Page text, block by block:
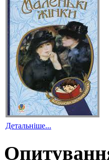
Детальніше...